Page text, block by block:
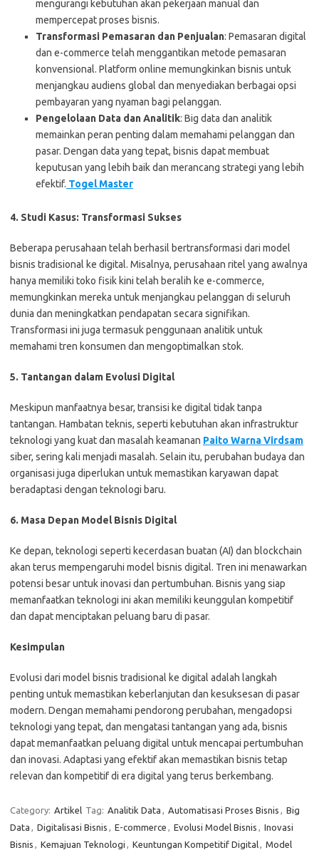
mengurangi kebutuhan akan pekerjaan manual dan
mempercepat proses bisnis.
Transformasi Pemasaran dan Penjualan: Pemasaran digital
dan e-commerce telah menggantikan metode pemasaran
konvensional. Platform online memungkinkan bisnis untuk
menjangkau audiens global dan menyediakan berbagai opsi
pembayaran yang nyaman bagi pelanggan.
Pengelolaan Data dan Analitik: Big data dan analitik
memainkan peran penting dalam memahami pelanggan dan
pasar. Dengan data yang tepat, bisnis dapat membuat
keputusan yang lebih baik dan merancang strategi yang lebih
efektif. Togel Master
4. Studi Kasus: Transformasi Sukses
Beberapa perusahaan telah berhasil bertransformasi dari model
bisnis tradisional ke digital. Misalnya, perusahaan ritel yang awalnya
hanya memiliki toko fisik kini telah beralih ke e-commerce,
memungkinkan mereka untuk menjangkau pelanggan di seluruh
dunia dan meningkatkan pendapatan secara signifikan.
Transformasi ini juga termasuk penggunaan analitik untuk
memahami tren konsumen dan mengoptimalkan stok.
5. Tantangan dalam Evolusi Digital
Meskipun manfaatnya besar, transisi ke digital tidak tanpa
tantangan. Hambatan teknis, seperti kebutuhan akan infrastruktur
teknologi yang kuat dan masalah keamanan Paito Warna Virdsam
siber, sering kali menjadi masalah. Selain itu, perubahan budaya dan
organisasi juga diperlukan untuk memastikan karyawan dapat
beradaptasi dengan teknologi baru.
6. Masa Depan Model Bisnis Digital
Ke depan, teknologi seperti kecerdasan buatan (AI) dan blockchain
akan terus mempengaruhi model bisnis digital. Tren ini menawarkan
potensi besar untuk inovasi dan pertumbuhan. Bisnis yang siap
memanfaatkan teknologi ini akan memiliki keunggulan kompetitif
dan dapat menciptakan peluang baru di pasar.
Kesimpulan
Evolusi dari model bisnis tradisional ke digital adalah langkah
penting untuk memastikan keberlanjutan dan kesuksesan di pasar
modern. Dengan memahami pendorong perubahan, mengadopsi
teknologi yang tepat, dan mengatasi tantangan yang ada, bisnis
dapat memanfaatkan peluang digital untuk mencapai pertumbuhan
dan inovasi. Adaptasi yang efektif akan memastikan bisnis tetap
relevan dan kompetitif di era digital yang terus berkembang.
Category: Artikel Tag: Analitik Data , Automatisasi Proses Bisnis , Big
Data , Digitalisasi Bisnis , E-commerce , Evolusi Model Bisnis , Inovasi
Bisnis , Kemajuan Teknologi , Keuntungan Kompetitif Digital, Model